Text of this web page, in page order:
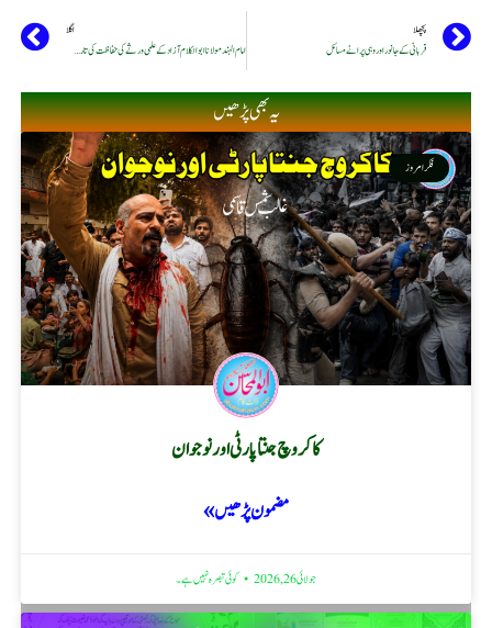
پچھلا
قربانی کے جانور اور وہی پرانے مسائل
اگلا
امام الہند مولانا ابوالکلام آزاد کے علمی ورثے کی حفاظت کی تاریخی کوشش
یہ بھی پڑھیں
فکر امروز
کاکروچ جنتا پارٹی اور نوجوان
مضمون پڑھیں »
جولائی 26, 2026 کوئی تبصرہ نہیں ہے۔